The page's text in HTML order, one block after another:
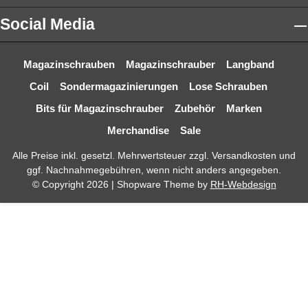
Social Media
Magazinschrauben Magazinschrauber
Langband
Coil
Sondermagazinierungen
Lose Schrauben
Bits für Magazinschrauber
Zubehör
Marken
Merchandise
Sale
Alle Preise inkl. gesetzl. Mehrwertsteuer zzgl. Versandkosten und
ggf. Nachnahmegebühren, wenn nicht anders angegeben.
© Copyright 2026 | Shopware Theme by RH-Webdesign